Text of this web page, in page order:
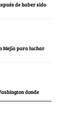
de haber sido
Mejía para luchar
donde